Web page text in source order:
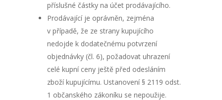
příslušné částky na účet prodávajícího.
Prodávající je oprávněn, zejména
v případě, že ze strany kupujícího
nedojde k dodatečnému potvrzení
objednávky (čl. 6), požadovat uhrazení
celé kupní ceny ještě před odesláním
zboží kupujícímu. Ustanovení § 2119 odst.
1 občanského zákoníku se nepoužije.